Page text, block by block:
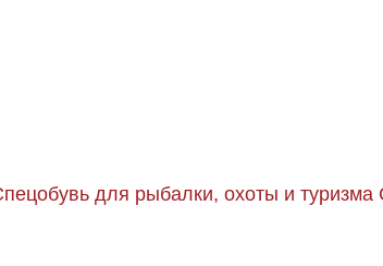
для рыбалки, охоты и туризма